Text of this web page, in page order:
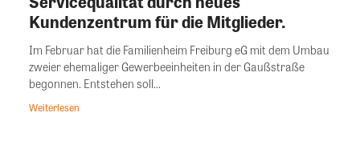
Kundenzentrum für die Mitglieder.
Im Februar hat die Familienheim Freiburg eG mit dem Umbau
zweier ehemaliger Gewerbeeinheiten in der Gaußstraße
begonnen. Entstehen soll...
Weiterlesen